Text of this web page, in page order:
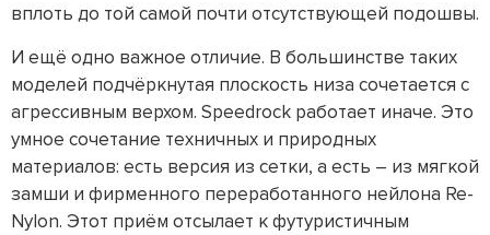
вплоть до той самой почти отсутствующей подошвы.
И ещё одно важное отличие. В большинстве таких
моделей подчёркнутая плоскость низа сочетается с
агрессивным верхом. Speedrock работает иначе. Это
умное сочетание техничных и природных
материалов: есть версия из сетки, а есть – из мягкой
замши и фирменного переработанного нейлона Re-
Nylon. Этот приём отсылает к футуристичным